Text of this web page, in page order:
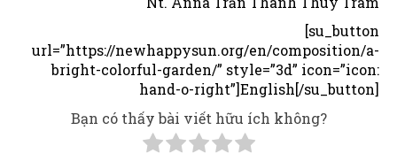
[su_button
url=”https://newhappysun.org/en/composition/a-
bright-colorful-garden/” style=”3d” icon=”icon:
hand-o-right”]English[/su_button]
Bạn có thấy bài viết hữu ích không?